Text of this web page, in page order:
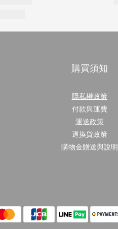
購買須知
隱私權政策
付款與運費
運送政策
退換貨政策
購物金贈送與說明